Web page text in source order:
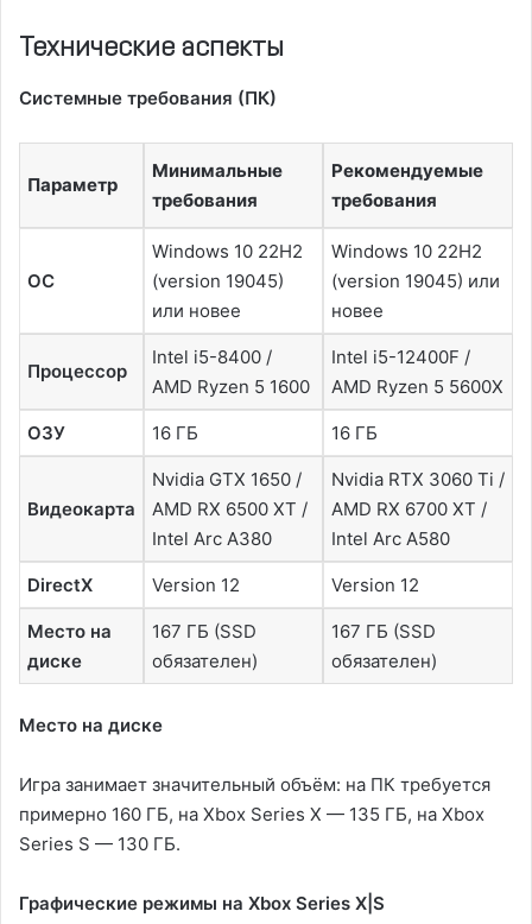
Технические аспекты
Системные требования (ПК)
Параметр
Минимальные
требования
Рекомендуемые
требования
ОС
Windows 10 22H2
(version 19045)
или новее
Windows 10 22H2
(version 19045) или
новее
Процессор
Intel i5-8400 /
AMD Ryzen 5 1600
Intel i5-12400F /
AMD Ryzen 5 5600X
ОЗУ 16 ГБ 16 ГБ
Видеокарта
Nvidia GTX 1650 /
AMD RX 6500 XT /
Intel Arc A380
Nvidia RTX 3060 Ti /
AMD RX 6700 XT /
Intel Arc A580
DirectX Version 12 Version 12
Место на
диске
167 ГБ (SSD
обязателен)
167 ГБ (SSD
обязателен)
Место на диске
Игра занимает значительный объём: на ПК требуется
примерно 160 ГБ, на Xbox Series X — 135 ГБ, на Xbox
Series S — 130 ГБ.
Графические режимы на Xbox Series X|S